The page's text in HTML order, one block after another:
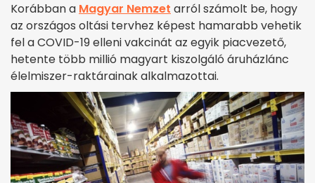
Korábban a Magyar Nemzet arról számolt be, hogy
az országos oltási tervhez képest hamarabb vehetik
fel a COVID-19 elleni vakcinát az egyik piacvezető,
hetente több millió magyart kiszolgáló áruházlánc
élelmiszer-raktárainak alkalmazottai.